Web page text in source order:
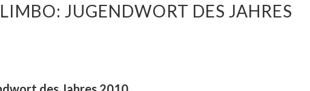
JUGENDWORT DES JAHRES